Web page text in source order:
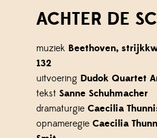
ACHTER DE
muziek Beethoven,
132
uitvoering Dudok Quartet
tekst Sanne Schuhmacher
dramaturgie Caecilia
opnameregie Caecilia